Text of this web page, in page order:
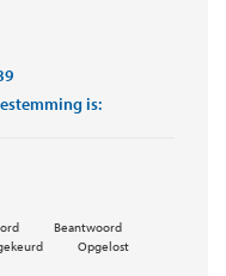
is:
Beantwoord
Opgelost